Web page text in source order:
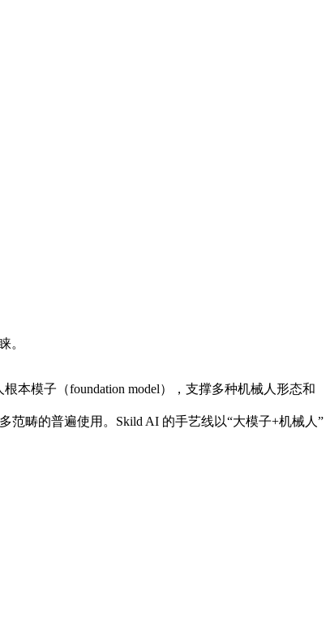
。
模子（foundation model），支撑多种机械人形态和
畴的普遍使用。Skild AI 的手艺线以“大模子+机械人”